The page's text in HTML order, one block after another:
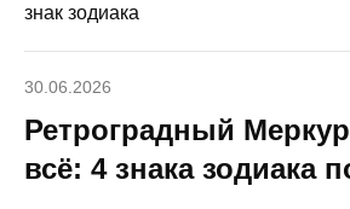
знак зодиака
30.06.2026
Ретроградный
всё: 4 знака зодиака